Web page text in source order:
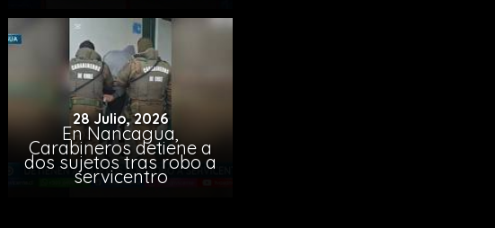
28 Julio, 2026
En Nancagua,
Carabineros detiene a
dos sujetos tras robo a
servicentro